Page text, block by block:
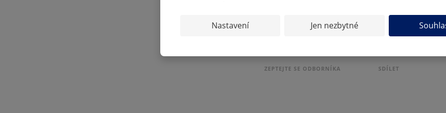
Nastavení Jen nezbytné
ZEPTEJTE SE ODBORNÍKA SDÍLET